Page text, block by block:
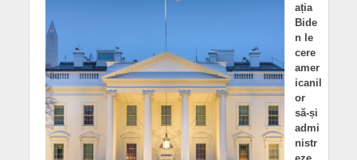
ația
Bide
n le
cere
amer
icanil
or
să-și
admi
nistr